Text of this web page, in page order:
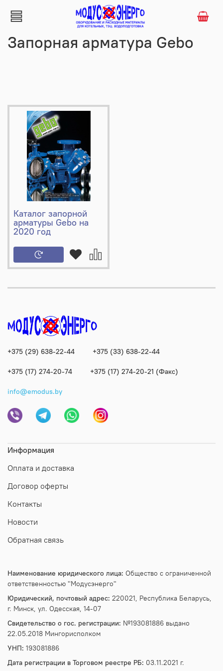
Запорная арматура Gebo
Каталог запорной
арматуры Gebo на
2020 год
Информация
Оплата и доставка
Договор оферты
Контакты
Новости
Обратная связь
Наименование юридического лица: Общество с ограниченной
ответственностью "Модусэнерго"
Юридический, почтовый адрес: 220021, Республика Беларусь,
г. Минск, ул. Одесская, 14-07
Свидетельство о гос. регистрации: №193081886 выдано
22.05.2018 Мингорисполком
УНП: 193081886
Дата регистрации в Торговом реестре РБ: 03.11.2021 г.
+375 (29) 638-22-44 +375 (33) 638-22-44
+375 (17) 274-20-74 +375 (17) 274-20-21 (Факс)
info@emodus.by